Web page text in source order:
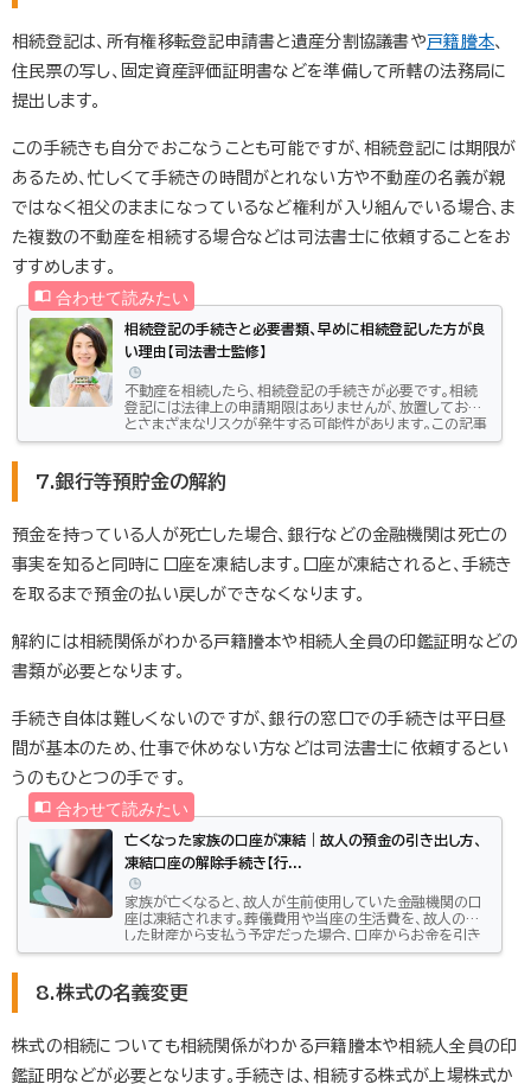
相続登記は、所有権移転登記申請書と遺産分割協議書や戸籍謄本、
住民票の写し、固定資産評価証明書などを準備して所轄の法務局に
提出します。
この手続きも自分でおこなうことも可能ですが、相続登記には期限が
あるため、忙しくて手続きの時間がとれない方や不動産の名義が親
ではなく祖父のままになっているなど権利が入り組んでいる場合、ま
た複数の不動産を相続する場合などは司法書士に依頼することをお
すすめします。
相続登記の手続きと必要書類、早めに相続登記した方が良
い理由【司法書士監修】
不動産を相続したら、相続登記の手続きが必要です。相続
登記には法律上の申請期限はありませんが、放置しておく
とさまざまなリスクが発生する可能性があります。この記事
では、相続登記の基礎知識や相続登記をおこなわないデメ
頼できる専門家などを解説します。相続登記とは不動産を
取得する際は、所有権等の権利関係を誰にでも分かるよう
的には、不動産の所在や面積、所有者の情報などの登記記
録を作成し、法務局で一般...
7.銀行等預貯金の解約
預金を持っている人が死亡した場合、銀行などの金融機関は死亡の
事実を知ると同時に口座を凍結します。口座が凍結されると、手続き
を取るまで預金の払い戻しができなくなります。
解約には相続関係がわかる戸籍謄本や相続人全員の印鑑証明などの
書類が必要となります。
手続き自体は難しくないのですが、銀行の窓口での手続きは平日昼
間が基本のため、仕事で休めない方などは司法書士に依頼するとい
うのもひとつの手です。
亡くなった家族の口座が凍結｜故人の預金の引き出し方、
凍結口座の解除手続き【行...
家族が亡くなると、故人が生前使用していた金融機関の口
座は凍結されます。葬儀費用や当座の生活費を、故人の残
した財産から支払う予定だった場合、口座からお金を引き
出すことができず、困った事態になる可能性もあります。こ
しまうのかや、口座が凍結されてしまうとどうなるのか、ま
た、口座の凍結を解除するための手続きについてご紹介し
結されるのか？銀行などの金融機関では亡くなった人の
口座は凍結されます。なぜ口...
8.株式の名義変更
株式の相続についても相続関係がわかる戸籍謄本や相続人全員の印
鑑証明などが必要となります。手続きは、相続する株式が上場株式か